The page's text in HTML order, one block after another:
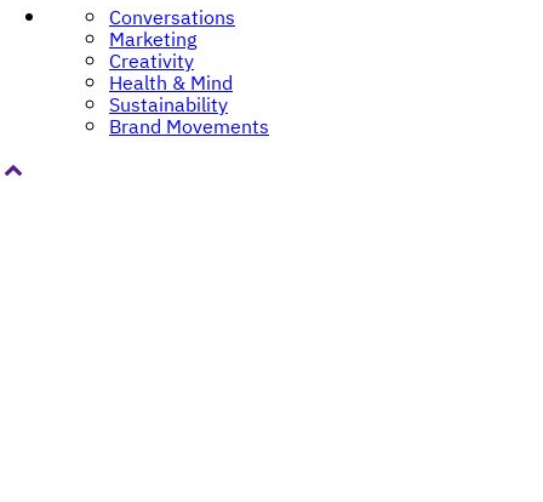
Conversations
Marketing
Creativity
Health & Mind
Sustainability
Brand Movements